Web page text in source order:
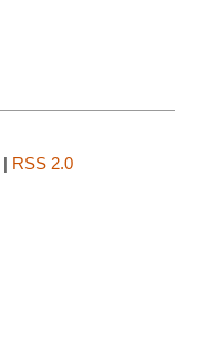
| RSS 2.0